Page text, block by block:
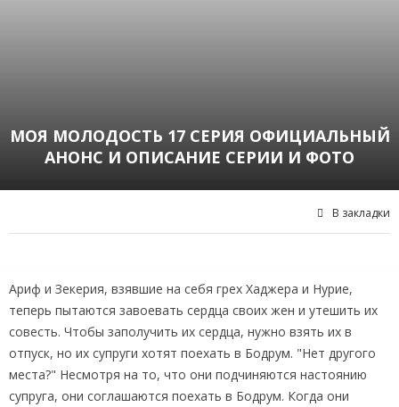
МОЯ МОЛОДОСТЬ 17 СЕРИЯ ОФИЦИАЛЬНЫЙ
АНОНС И ОПИСАНИЕ СЕРИИ И ФОТО
В закладки
Ариф и Зекерия, взявшие на себя грех Хаджера и Нурие,
теперь пытаются завоевать сердца своих жен и утешить их
совесть. Чтобы заполучить их сердца, нужно взять их в
отпуск, но их супруги хотят поехать в Бодрум. "Нет другого
места?" Несмотря на то, что они подчиняются настоянию
супруга, они соглашаются поехать в Бодрум. Когда они